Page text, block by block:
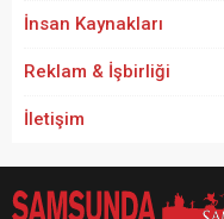
İnsan Kaynakları
Reklam & İşbirliği
İletişim